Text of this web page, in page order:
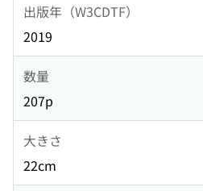
出版年（W3CDTF）
2019
数量
207p
大きさ
22cm